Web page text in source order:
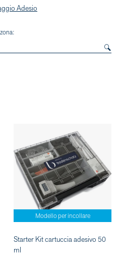
Adesio
Modello per incollare
Starter Kit cartuccia adesivo 50
ml